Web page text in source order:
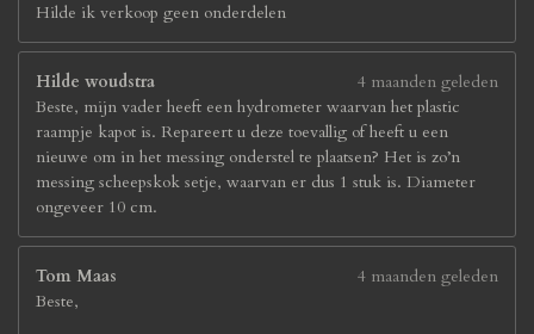
Hilde ik verkoop geen onderdelen
Hilde woudstra
4 maanden geleden
Beste, mijn vader heeft een hydrometer waarvan het plastic
raampje kapot is. Repareert u deze toevallig of heeft u een
nieuwe om in het messing onderstel te plaatsen? Het is zo’n
messing scheepskok setje, waarvan er dus 1 stuk is. Diameter
ongeveer 10 cm.
Tom Maas
4 maanden geleden
Beste,